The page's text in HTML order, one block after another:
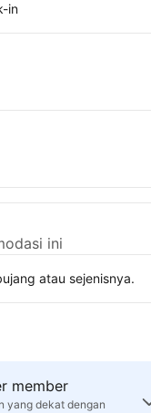
in
ini
atau sejenisnya.
member
yang dekat dengan